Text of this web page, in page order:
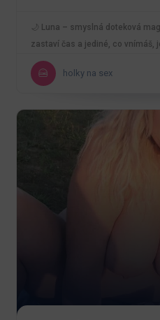
🌙 Luna – smyslná doteková
zastaví čas a jediné, co vnímáš,
holky na sex